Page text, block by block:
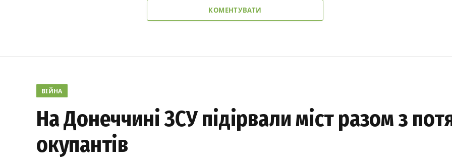
КОМЕНТУВАТИ
ВІЙНА
На Донеччині ЗСУ підірвали міст разом з
окупантів